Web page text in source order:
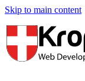
Skip to main content